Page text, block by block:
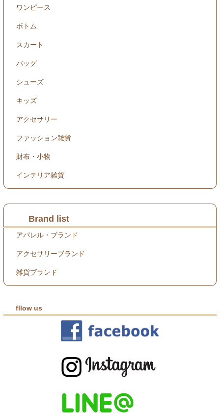
ワンピース
ボトム
スカート
バッグ
シューズ
キッズ
アクセサリー
ファッション雑貨
財布・小物
インテリア雑貨
Brand list
アパレル・ブランド
アクセサリーブランド
雑貨ブランド
fllow us